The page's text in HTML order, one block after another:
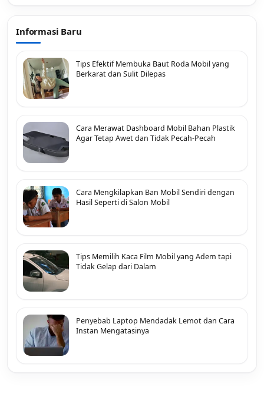
Informasi Baru
Tips Efektif Membuka Baut Roda Mobil yang
Berkarat dan Sulit Dilepas
Cara Merawat Dashboard Mobil Bahan Plastik
Agar Tetap Awet dan Tidak Pecah-Pecah
Cara Mengkilapkan Ban Mobil Sendiri dengan
Hasil Seperti di Salon Mobil
Tips Memilih Kaca Film Mobil yang Adem tapi
Tidak Gelap dari Dalam
Penyebab Laptop Mendadak Lemot dan Cara
Instan Mengatasinya